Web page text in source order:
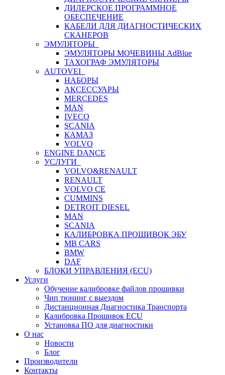
ДИЛЕРСКОЕ ПРОГРАММНОЕ
ОБЕСПЕЧЕНИЕ
КАБЕЛИ ДЛЯ ДИАГНОСТИЧЕСКИХ
СКАНЕРОВ
ЭМУЛЯТОРЫ
ЭМУЛЯТОРЫ МОЧЕВИНЫ АdBlue
ТАХОГРАФ ЭМУЛЯТОРЫ
AUTOVEI
НАБОРЫ
АКСЕССУАРЫ
MERCEDES
MAN
IVECO
SCANIA
КАМАЗ
VOLVO
ENGINE DANCE
УСЛУГИ
VOLVO&RENAULT
RENAULT
VOLVO CE
CUMMINS
DETROIT DIESEL
MAN
SCANIA
КАЛИБРОВКА ПРОШИВОК ЭБУ
MB CARS
BMW
DAF
БЛОКИ УПРАВЛЕНИЯ (ECU)
Услуги
Обучение калибровке файлов прошивки
Чип тюнинг с выездом
Дистанционная Диагностика Транспорта
Калибровка Прошивок ECU
Установка ПО для диагностики
О нас
Новости
Блог
Производители
Контакты